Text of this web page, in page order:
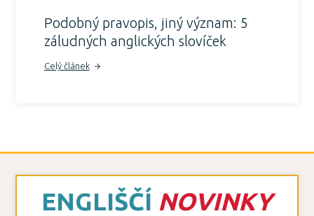
Podobný pravopis, jiný význam: 5
záludných anglických slovíček
Celý článek
ENGLIŠČÍ NOVINKY